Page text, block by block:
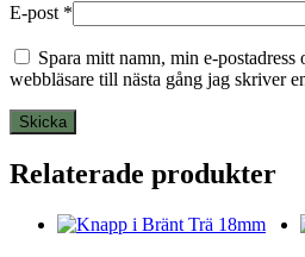
E-post *
Spara mitt namn, min e-postadress
webbläsare till nästa gång jag skriver
Relaterade produkter